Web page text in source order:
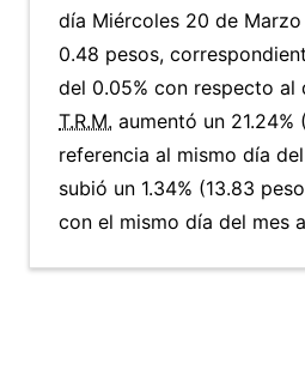
día Miércoles 20 de
0.48 pesos,
del 0.05% con respecto al
T.R.M. aumentó un 21.24%
referencia al mismo día
subió un 1.34% (13.83
con el mismo día del mes